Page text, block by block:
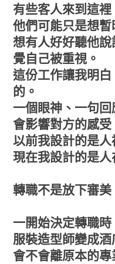
有些客人來到這裡
他們可能只是想暫
想有人好好聽他
覺自己被重視。
這份工作讓我明
的。
一個眼神、一句
會影響對方的感受
以前我設計的是人
現在我設計的是人
轉職不是放下審
一開始決定轉職
服裝造型師變成酒
會不會離原本的專